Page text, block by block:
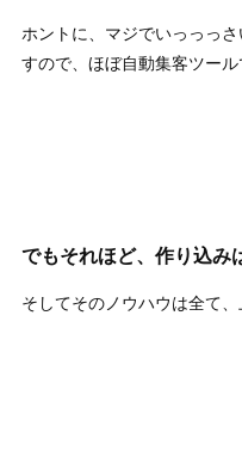
ホントに、マジでいっっっ
すので、ほぼ自動集客ツー
でもそれほど、作り込み
そしてそのノウハウは全て